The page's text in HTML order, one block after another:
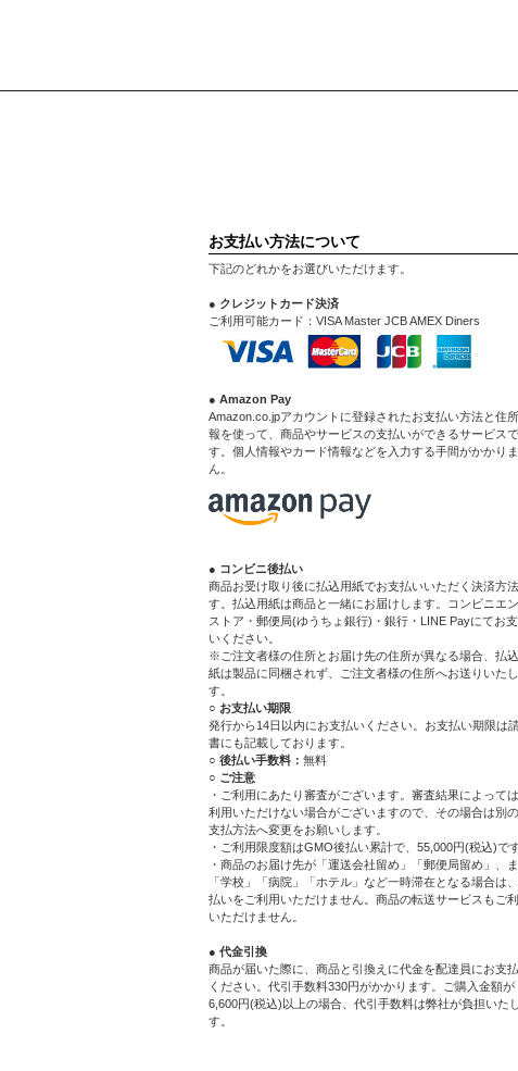
お支払い方法について
下記のどれかをお選びいただけます。
● クレジットカード決済
ご利用可能カード：VISA Master JCB AMEX Diners
● Amazon Pay
Amazon.co.jpアカウントに登録されたお支払い方法と住
報を使って、商品やサービスの支払いができるサービスで
す。個人情報やカード情報などを入力する手間がかかり
ん。
● コンビニ後払い
商品お受け取り後に払込用紙でお支払いいただく決済方
す。払込用紙は商品と一緒にお届けします。コンビニエ
ストア・郵便局(ゆうちょ銀行)・銀行・LINE Payにてお
いください。
※ご注文者様の住所とお届け先の住所が異なる場合、払
紙は製品に同梱されず、ご注文者様の住所へお送りいた
す。
○ お支払い期限
発行から14日以内にお支払いください。お支払い期限は
書にも記載しております。
○ 後払い手数料： 無料
○ ご注意
・ご利用にあたり審査がございます。審査結果によって
利用いただけない場合がございますので、その場合は別
支払方法へ変更をお願いします。
・ご利用限度額はGMO後払い累計で、55,000円(税込)です
・商品のお届け先が「運送会社留め」「郵便局留め」、
「学校」「病院」「ホテル」など一時滞在となる場合は
払いをご利用いただけません。商品の転送サービスもご
いただけません。
● 代金引換
商品が届いた際に、商品と引換えに代金を配達員にお支
ください。代引手数料330円がかかります。ご購入金額が
6,600円(税込)以上の場合、代引手数料は弊社が負担いた
す。